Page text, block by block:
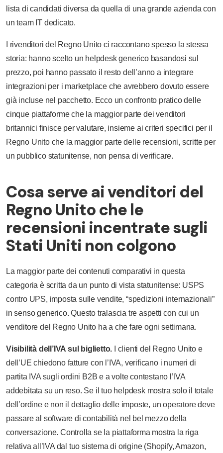
lista di candidati diversa da quella di una grande azienda con
un team IT dedicato.
I rivenditori del Regno Unito ci raccontano spesso la stessa
storia: hanno scelto un helpdesk generico basandosi sul
prezzo, poi hanno passato il resto dell’anno a integrare
integrazioni per i marketplace che avrebbero dovuto essere
già incluse nel pacchetto. Ecco un confronto pratico delle
cinque piattaforme che la maggior parte dei venditori
britannici finisce per valutare, insieme ai criteri specifici per il
Regno Unito che la maggior parte delle recensioni, scritte per
un pubblico statunitense, non pensa di verificare.
Cosa serve ai venditori del
Regno Unito che le
recensioni incentrate sugli
Stati Uniti non colgono
La maggior parte dei contenuti comparativi in questa
categoria è scritta da un punto di vista statunitense: USPS
contro UPS, imposta sulle vendite, “spedizioni internazionali”
in senso generico. Questo tralascia tre aspetti con cui un
venditore del Regno Unito ha a che fare ogni settimana.
Visibilità dell’IVA sul biglietto.
I clienti del Regno Unito e
dell’UE chiedono fatture con l’IVA, verificano i numeri di
partita IVA sugli ordini B2B e a volte contestano l’IVA
addebitata su un reso. Se il tuo helpdesk mostra solo il totale
dell’ordine e non il dettaglio delle imposte, un operatore deve
passare al software di contabilità nel bel mezzo della
conversazione. Controlla se la piattaforma mostra la riga
relativa all’IVA dal tuo sistema di origine (Shopify, Amazon,